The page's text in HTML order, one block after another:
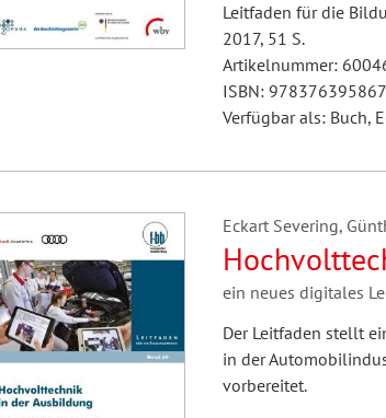
Leitfaden für die
2017, 51 S.
Artikelnummer:
ISBN:
Verfügbar als: Buch,
Eckart Severing,
ein neues digitales
Der Leitfaden stellt
in der
vorbereitet.